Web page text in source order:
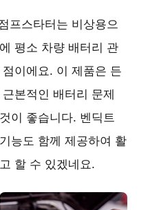
프스타터는 비상용으
평소 차량 배터리 관
이에요. 이 제품은 든
본적인 배터리 문제
이 좋습니다. 벤딕트
능도 함께 제공하여 활
할 수 있겠네요.